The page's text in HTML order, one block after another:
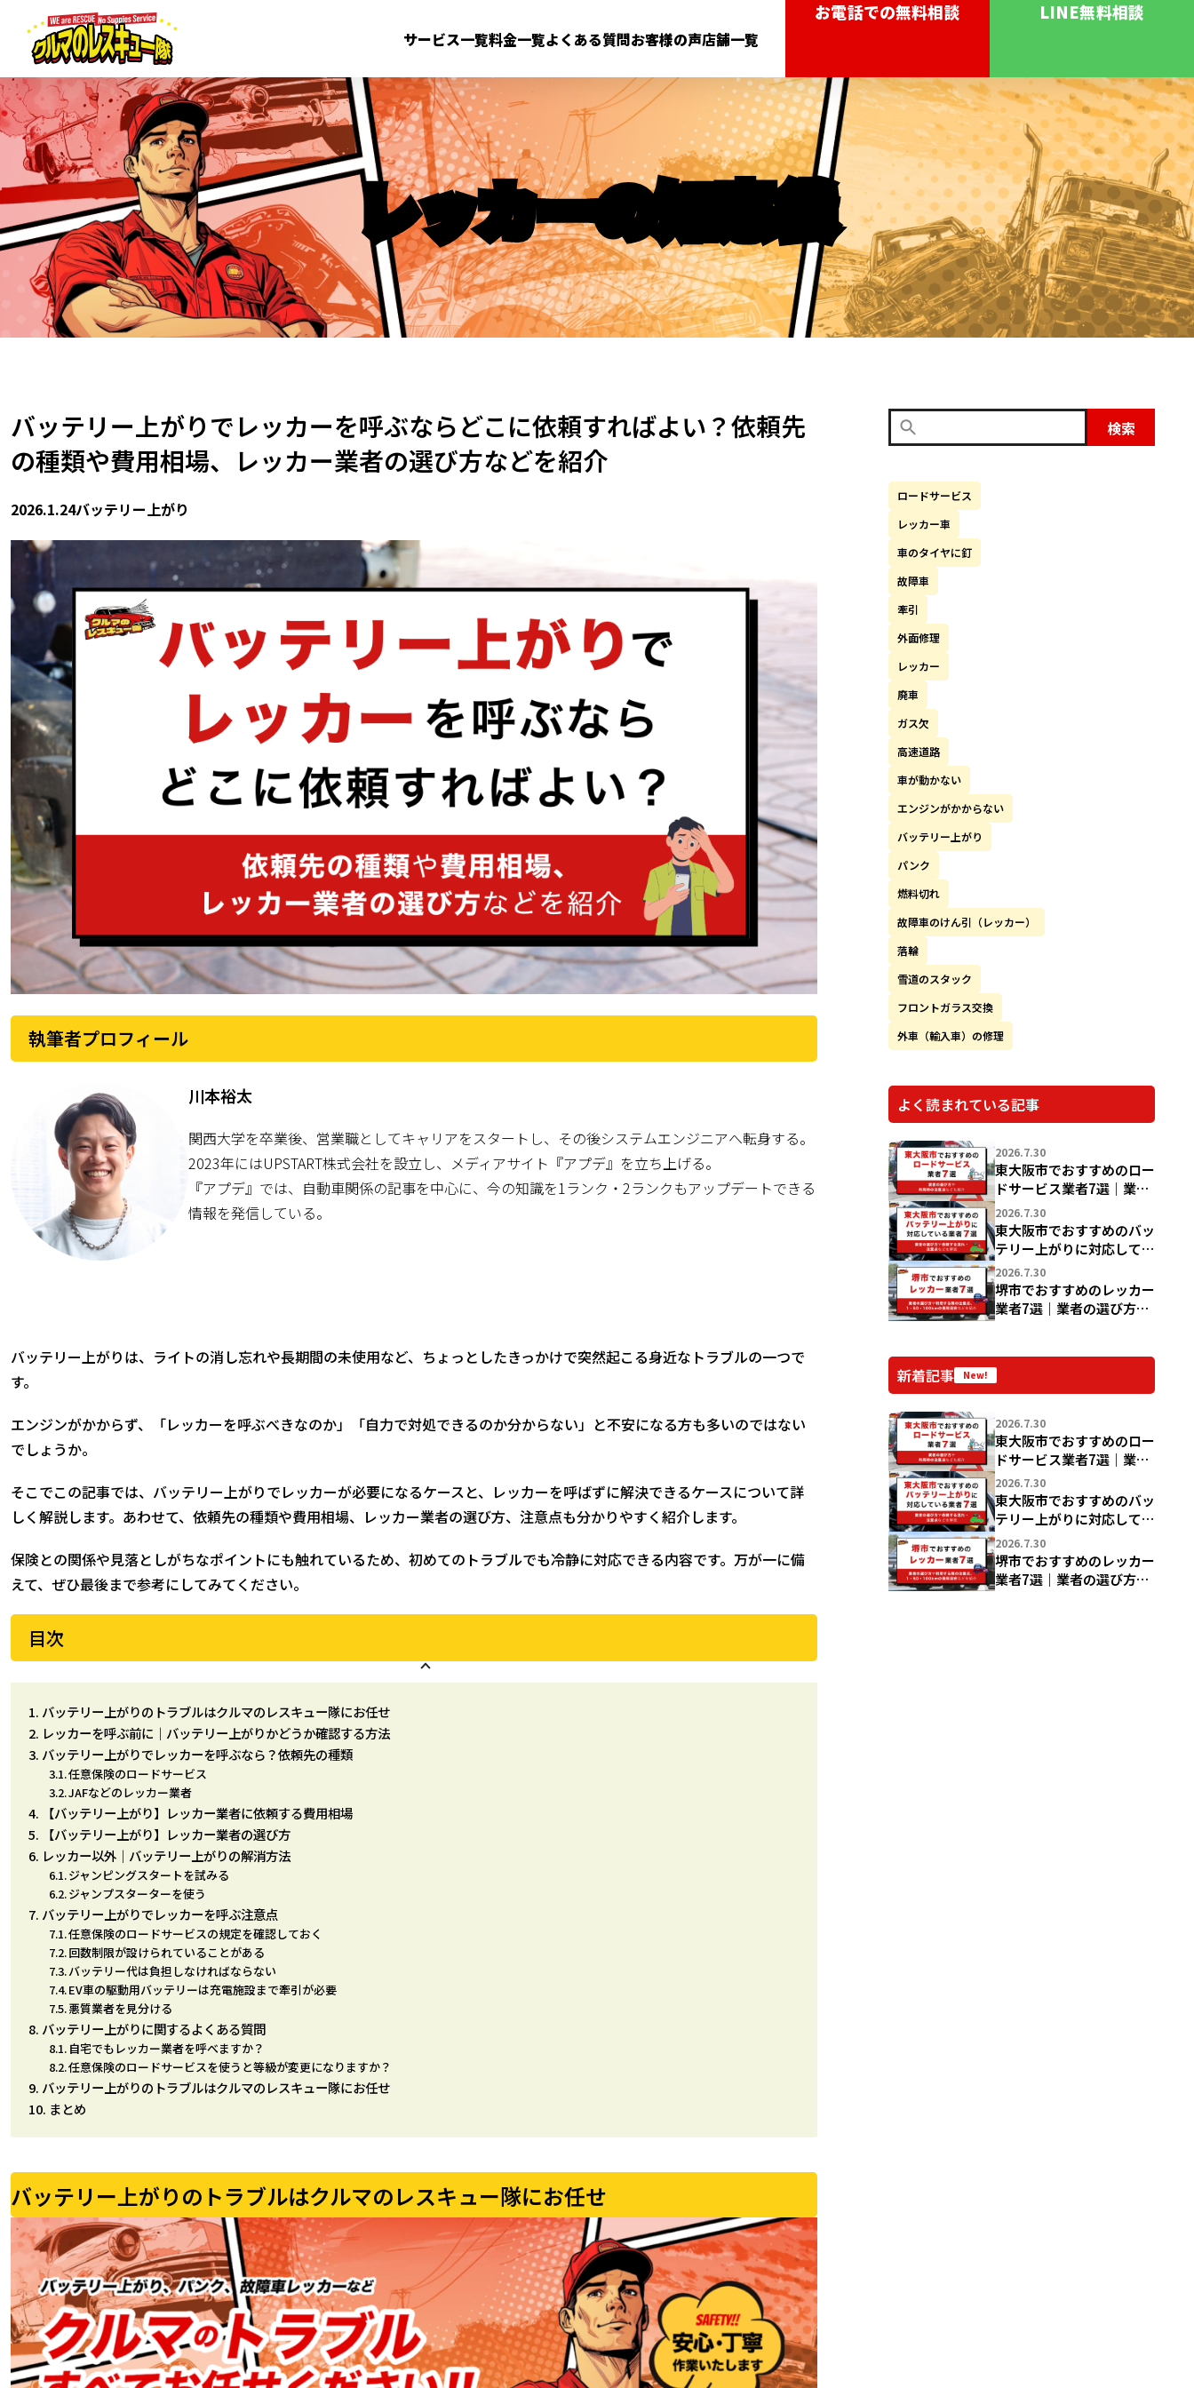
サービス一覧料金一覧よくある質問お客様の声店舗一覧
お電話での無料相談 LINE無料相談
レッカーの知恵袋
バッテリー上がりでレッカーを呼ぶならどこに依頼すればよい？依頼先
の種類や費用相場、レッカー業者の選び方などを紹介
2026.1.24バッテリー上がり
執筆者プロフィール
川本裕太
関西大学を卒業後、営業職としてキャリアをスタートし、その後システムエンジニアへ転身する。
2023年にはUPSTART株式会社を設立し、メディアサイト『アプデ』を立ち上げる。
『アプデ』では、自動車関係の記事を中心に、今の知識を1ランク・2ランクもアップデートできる
情報を発信している。
バッテリー上がりは、ライトの消し忘れや長期間の未使用など、ちょっとしたきっかけで突然起こる身近なトラブルの一つで
す。
エンジンがかからず、「レッカーを呼ぶべきなのか」「自力で対処できるのか分からない」と不安になる方も多いのではない
でしょうか。
そこでこの記事では、バッテリー上がりでレッカーが必要になるケースと、レッカーを呼ばずに解決できるケースについて詳
しく解説します。あわせて、依頼先の種類や費用相場、レッカー業者の選び方、注意点も分かりやすく紹介します。
保険との関係や見落としがちなポイントにも触れているため、初めてのトラブルでも冷静に対応できる内容です。万が一に備
えて、ぜひ最後まで参考にしてみてください。
目次
バッテリー上がりのトラブルはクルマのレスキュー隊にお任せ
レッカーを呼ぶ前に｜バッテリー上がりかどうか確認する方法
バッテリー上がりでレッカーを呼ぶなら？依頼先の種類
任意保険のロードサービス
JAFなどのレッカー業者
【バッテリー上がり】レッカー業者に依頼する費用相場
【バッテリー上がり】レッカー業者の選び方
レッカー以外｜バッテリー上がりの解消方法
ジャンピングスタートを試みる
ジャンプスターターを使う
バッテリー上がりでレッカーを呼ぶ注意点
任意保険のロードサービスの規定を確認しておく
回数制限が設けられていることがある
バッテリー代は負担しなければならない
EV車の駆動用バッテリーは充電施設まで牽引が必要
悪質業者を見分ける
バッテリー上がりに関するよくある質問
自宅でもレッカー業者を呼べますか？
任意保険のロードサービスを使うと等級が変更になりますか？
バッテリー上がりのトラブルはクルマのレスキュー隊にお任せ
まとめ
バッテリー上がりのトラブルはクルマのレスキュー隊にお任せ
検索
ロードサービス
レッカー車
車のタイヤに釘
故障車
牽引
外面修理
レッカー
廃車
ガス欠
高速道路
車が動かない
エンジンがかからない
バッテリー上がり
パンク
燃料切れ
故障車のけん引（レッカー）
落輪
雪道のスタック
フロントガラス交換
外車（輸入車）の修理
よく読まれている記事
2026.7.30
東大阪市でおすすめのロー
ドサービス業者7選｜業者
の選び方や利用時の注意点
なども紹介
2026.7.30
東大阪市でおすすめのバッ
テリー上がりに対応してい
る業者7選｜業者の選び方
や依頼する流れ・注意点な
どを解説
2026.7.30
堺市でおすすめのレッカー
業者7選｜業者の選び方や
どを紹介
新着記事 New!
2026.7.30
東大阪市でおすすめのロー
ドサービス業者7選｜業者
の選び方や利用時の注意点
なども紹介
2026.7.30
東大阪市でおすすめのバッ
テリー上がりに対応してい
る業者7選｜業者の選び方
や依頼する流れ・注意点な
どを解説
2026.7.30
堺市でおすすめのレッカー
業者7選｜業者の選び方や